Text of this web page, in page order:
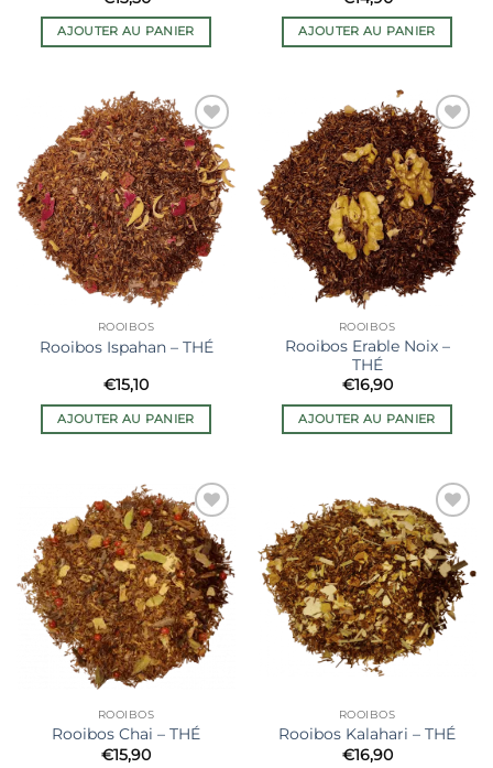
AJOUTER AU PANIER AJOUTER AU PANIER
Ajouter
à la liste
de
souhaits
ROOIBOS
Rooibos Ispahan – THÉ
€15,10
AJOUTER AU PANIER
Ajouter
à la liste
de
souhaits
ROOIBOS
Rooibos Erable Noix –
THÉ
€16,90
AJOUTER AU PANIER
Ajouter
à la liste
de
souhaits
ROOIBOS
Rooibos Chai – THÉ
€15,90
Ajouter
à la liste
de
souhaits
ROOIBOS
Rooibos Kalahari – THÉ
€16,90